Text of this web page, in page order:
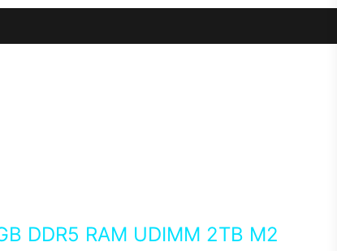
DDR5 RAM UDIMM 2TB M2